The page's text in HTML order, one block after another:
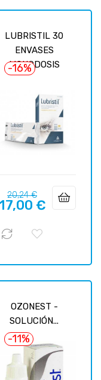
LUBRISTIL 30
ENVASES
MONODOSIS
-16%
Precio
regular
20,24 €Precio
17,00 €
OZONEST -
SOLUCIÓN...
-11%